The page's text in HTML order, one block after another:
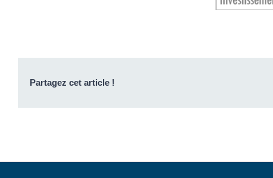
Partagez cet article !